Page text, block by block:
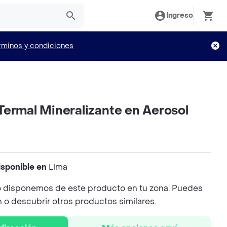
Ingreso
y condiciones
Mineralizante en Aerosol
en Lima
disponemos de este producto en tu zona. Puedes
o descubrir otros productos similares.